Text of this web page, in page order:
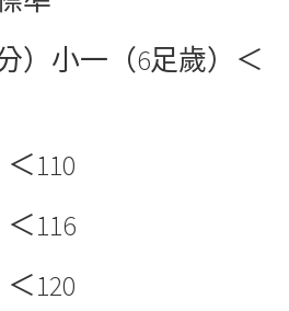
）小一（6足歲）＜
110
116
120